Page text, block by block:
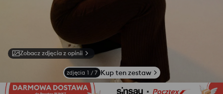
Zobacz zdjęcia z opinii
zdjęcia 1 / 7 Kup ten zestaw